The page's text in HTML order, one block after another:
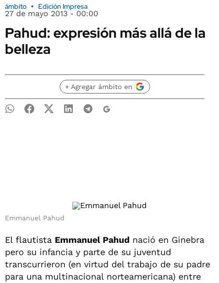
ámbito Edición Impresa
27 de mayo 2013 - 00:00
Pahud: expresión más allá de la
belleza
+ Agregar ámbito en
Emmanuel Pahud
El flautista Emmanuel Pahud nació en Ginebra
pero su infancia y parte de su juventud
transcurrieron (en virtud del trabajo de su padre
para una multinacional norteamericana) entre